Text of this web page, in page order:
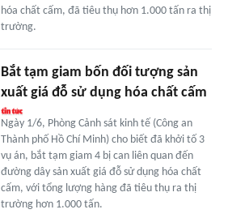
hóa chất cấm, đã tiêu thụ hơn 1.000 tấn ra thị
trường.
Bắt tạm giam bốn đối tượng sản
xuất giá đỗ sử dụng hóa chất cấm
Ngày 1/6, Phòng Cảnh sát kinh tế (Công an
Thành phố Hồ Chí Minh) cho biết đã khởi tố 3
vụ án, bắt tạm giam 4 bị can liên quan đến
đường dây sản xuất giá đỗ sử dụng hóa chất
cấm, với tổng lượng hàng đã tiêu thụ ra thị
trường hơn 1.000 tấn.